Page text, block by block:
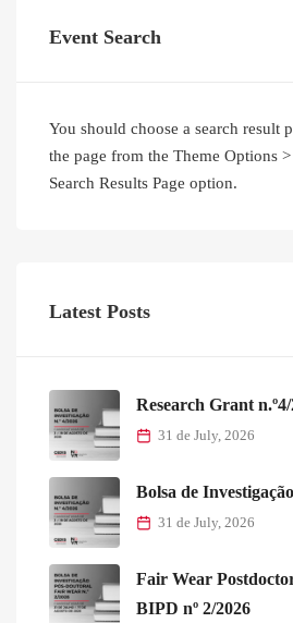
Event Search
You should choose a search result
the page from the Theme Options
Search Results Page option.
Latest Posts
Research Grant
31 de July, 2026
Bolsa de
31 de July, 2026
Fair Wear
BIPD nº 2/2026